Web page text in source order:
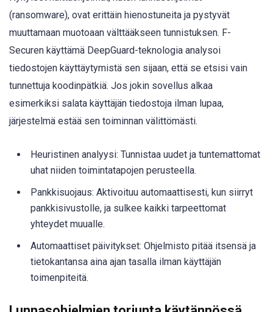
(ransomware), ovat erittäin hienostuneita ja pystyvät
muuttamaan muotoaan välttääkseen tunnistuksen. F-
Securen käyttämä DeepGuard-teknologia analysoi
tiedostojen käyttäytymistä sen sijaan, että se etsisi vain
tunnettuja koodinpätkiä. Jos jokin sovellus alkaa
esimerkiksi salata käyttäjän tiedostoja ilman lupaa,
järjestelmä estää sen toiminnan välittömästi.
Heuristinen analyysi: Tunnistaa uudet ja tuntemattomat
uhat niiden toimintatapojen perusteella.
Pankkisuojaus: Aktivoituu automaattisesti, kun siirryt
pankkisivustolle, ja sulkee kaikki tarpeettomat
yhteydet muualle.
Automaattiset päivitykset: Ohjelmisto pitää itsensä ja
tietokantansa aina ajan tasalla ilman käyttäjän
toimenpiteitä.